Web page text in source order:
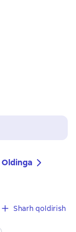
основе 31 оценок
Oldinga
Sharh qoldirish